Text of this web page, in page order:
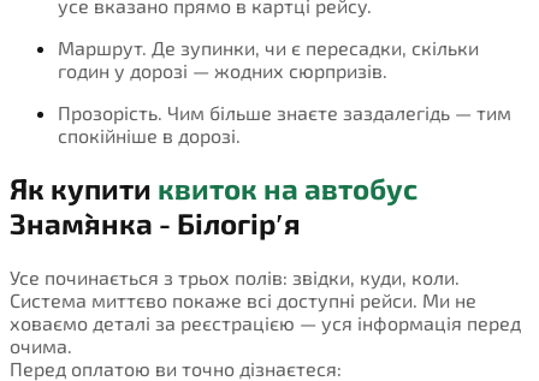
усе вказано прямо в картці рейсу.
Маршрут. Де зупинки, чи є пересадки, скільки
годин у дорозі — жодних сюрпризів.
Прозорість. Чим більше знаєте заздалегідь — тим
спокійніше в дорозі.
Як купити квиток на автобус
Знам`янка - Білогірʹя
Усе починається з трьох полів: звідки, куди, коли.
Система миттєво покаже всі доступні рейси. Ми не
ховаємо деталі за реєстрацією — уся інформація перед
очима.
Перед оплатою ви точно дізнаєтеся: